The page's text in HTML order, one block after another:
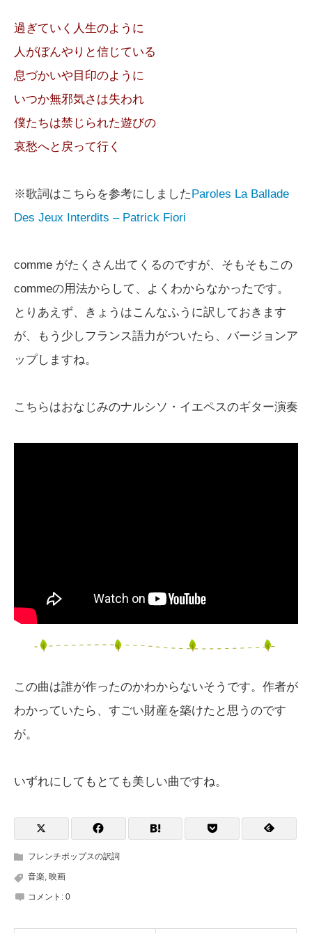
過ぎていく人生のように
人がぼんやりと信じている
息づかいや目印のように
いつか無邪気さは失われ
僕たちは禁じられた遊びの
哀愁へと戻って行く
※歌詞はこちらを参考にしました Paroles La Ballade
Des Jeux Interdits – Patrick Fiori
comme がたくさん出てくるのですが、そもそもこの
commeの用法からして、よくわからなかったです。
とりあえず、きょうはこんなふうに訳しておきます
が、もう少しフランス語力がついたら、バージョンア
ップしますね。
こちらはおなじみのナルシソ・イエペスのギター演奏
この曲は誰が作ったのかわからないそうです。作者が
わかっていたら、すごい財産を築けたと思うのです
が。
いずれにしてもとても美しい曲ですね。
フレンチポップスの訳詞
音楽, 映画
コメント: 0